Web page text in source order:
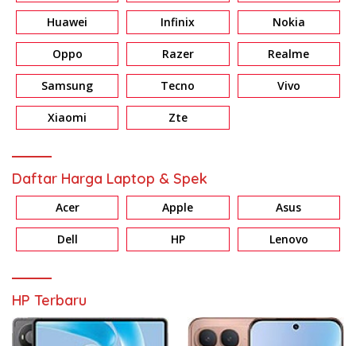
Huawei Infinix Nokia
Oppo Razer Realme
Samsung Tecno Vivo
Xiaomi Zte
Daftar Harga Laptop & Spek
Acer Apple Asus
Dell HP Lenovo
HP Terbaru